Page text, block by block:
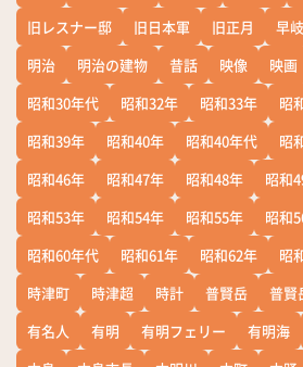
旧レスナー邸
旧日本軍 旧正月 早岐
明治
明治の建物 昔話 映像 映画
昭和30年代
昭和32年 昭和33年 昭
昭和39年
昭和40年 昭和40年代 昭
昭和46年
昭和47年 昭和48年 昭和
昭和53年
昭和54年 昭和55年 昭和
昭和60年代
昭和61年 昭和62年 昭
時津町
時津超 時計 普賢岳 普賢
有名人
有明 有明フェリー 有明海